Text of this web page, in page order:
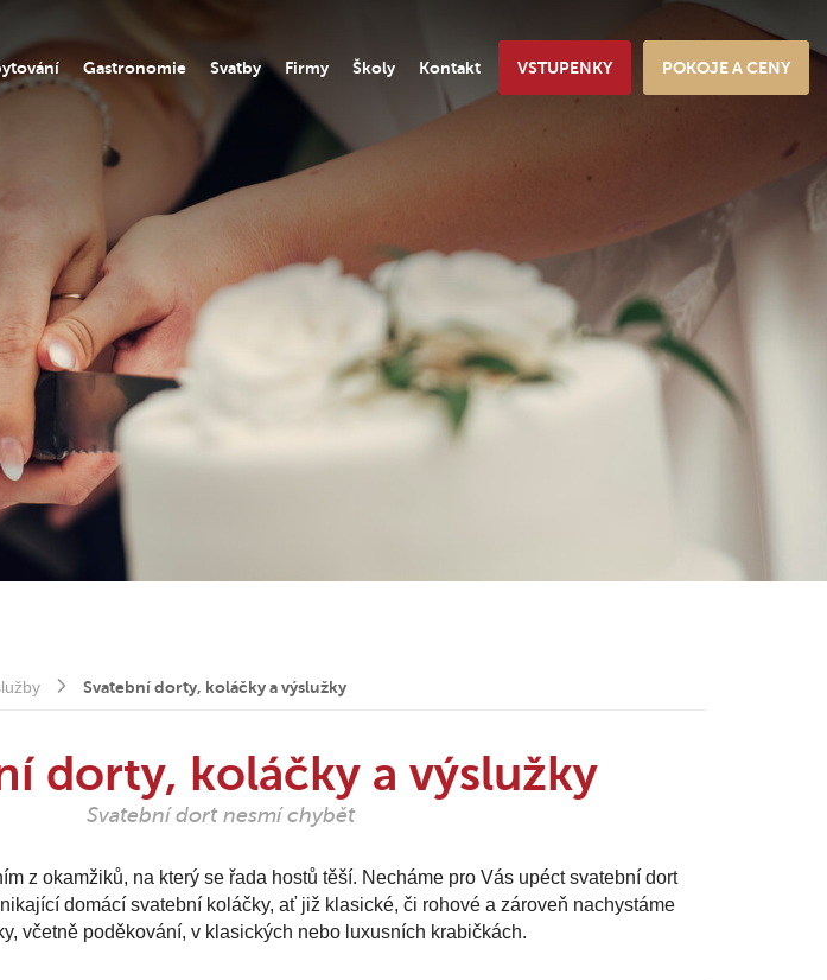
VSTUPENKY POKOJE A CENY
Gastronomie Svatby Firmy Školy Kontakt
Svatební dorty, koláčky a výslužky
dorty, koláčky a výslužky
Svatební dort nesmí chybět
z okamžiků, na který se řada hostů těší. Necháme pro Vás upéct svatební dort
domácí svatební koláčky, ať již klasické, či rohové a zároveň nachystáme
včetně poděkování, v klasických nebo luxusních krabičkách.